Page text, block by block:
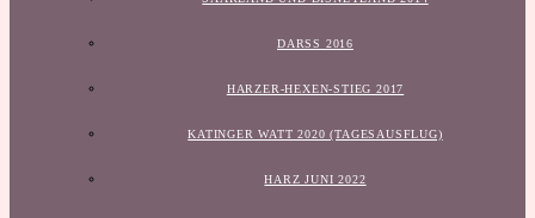
DARSS 2016
HARZER-HEXEN-STIEG 2017
KATINGER WATT 2020 (TAGESAUSFLUG)
HARZ JUNI 2022